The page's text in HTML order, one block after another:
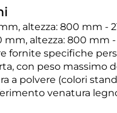
altezza: 800 mm -
mm, altezza: 800 mm
fornite specifiche
con peso massimo
a polvere (colori
venatura